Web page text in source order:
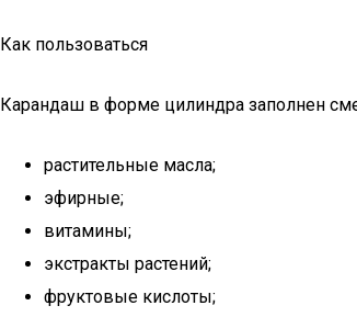
Как пользоваться
Карандаш в форме цилиндра заполнен
растительные масла;
эфирные;
витамины;
экстракты растений;
фруктовые кислоты;